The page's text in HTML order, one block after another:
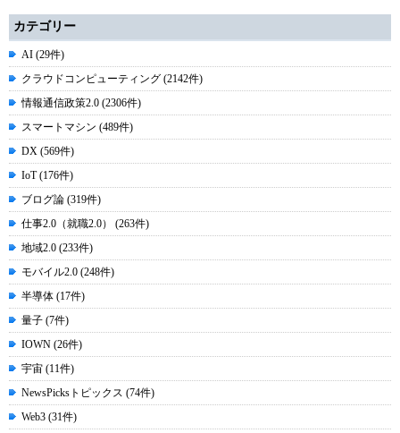
カテゴリー
AI (29件)
クラウドコンピューティング (2142件)
情報通信政策2.0 (2306件)
スマートマシン (489件)
DX (569件)
IoT (176件)
ブログ論 (319件)
仕事2.0（就職2.0） (263件)
地域2.0 (233件)
モバイル2.0 (248件)
半導体 (17件)
量子 (7件)
IOWN (26件)
宇宙 (11件)
NewsPicksトピックス (74件)
Web3 (31件)